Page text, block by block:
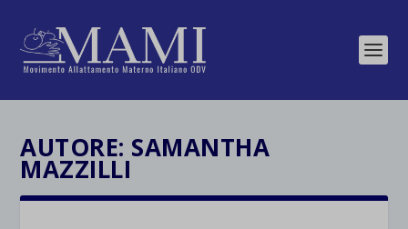
AUTORE: SAMANTHA
MAZZILLI